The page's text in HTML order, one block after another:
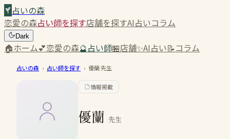
占いの森
恋愛の森占い師を探す店舗を探すAI占いコラム
Dark
🏠ホーム💕恋愛の森🔮占い師🏪店舗✨AI占い📝コラム
占いの森 › 占い師を探す › 優蘭先生
情報掲載
優蘭 先生